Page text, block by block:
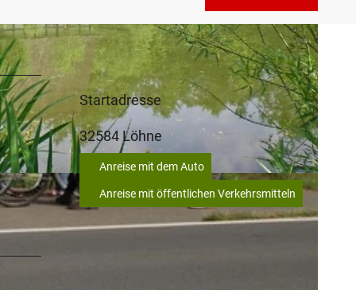
Startadresse
32584 Löhne
Anreise mit dem Auto
Anreise mit öffentlichen Verkehrsmitteln